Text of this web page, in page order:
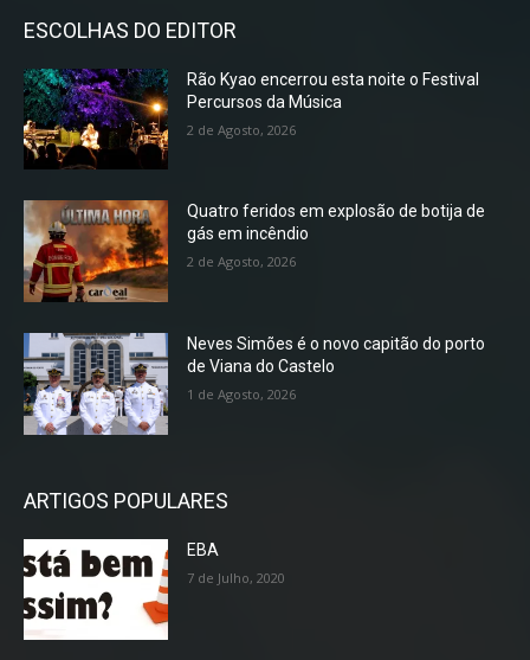
ESCOLHAS DO EDITOR
Rão Kyao encerrou esta noite o Festival
Percursos da Música
2 de Agosto, 2026
Quatro feridos em explosão de botija de
gás em incêndio
2 de Agosto, 2026
Neves Simões é o novo capitão do porto
de Viana do Castelo
1 de Agosto, 2026
ARTIGOS POPULARES
EBA
7 de Julho, 2020